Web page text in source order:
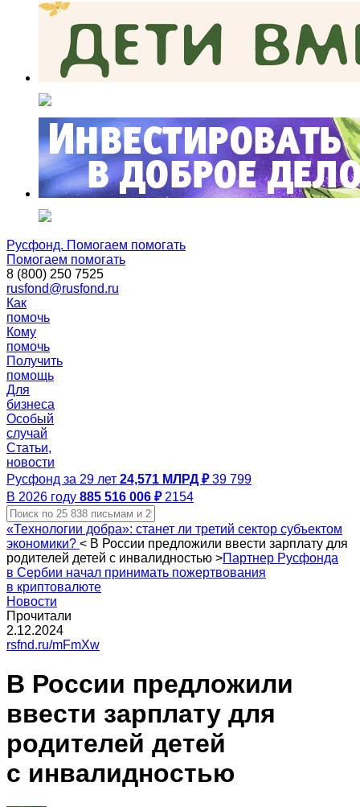
Русфонд. Помогаем помогать
Помогаем помогать
8 (800) 250 7525
rusfond@rusfond.ru
Как
помочь
Кому
помочь
Получить
помощь
Для
бизнеса
Особый
случай
Статьи,
новости
Русфонд за 29 лет 24,571 МЛРД ₽ 39 799
В 2026 году 885 516 006 ₽ 2154
«Технологии добра»: станет ли третий сектор субъектом
экономики? < В России предложили ввести зарплату для
родителей детей с инвалидностью >Партнер Русфонда
в Сербии начал принимать пожертвования
в криптовалюте
Новости
Прочитали
2.12.2024
rsfnd.ru/mFmXw
В России предложили
ввести зарплату для
родителей детей
с инвалидностью